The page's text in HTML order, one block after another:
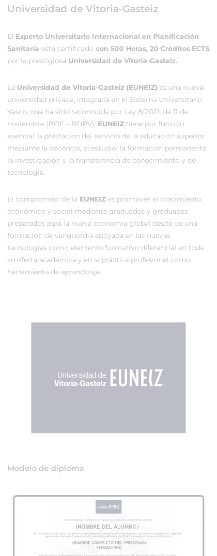
Universidad de Vitoria-Gasteiz
El Experto Universitario Internacional en Planificación
Sanitaria está certificado con 500 Horas, 20 Créditos ECTS
por la prestigiosa Universidad de Vitoria-Gasteiz.
La Universidad de Vitoria-Gasteiz (EUNEIZ) es una nueva
universidad privada, integrada en el Sistema Universitario
Vasco, que ha sido reconocida por Ley 8/2021, de 11 de
noviembre (BOE – BOPV). EUNEIZ tiene por función
esencial la prestación del servicio de la educación superior
mediante la docencia, el estudio, la formación permanente,
la investigación y la transferencia de conocimiento y de
tecnología.
El compromiso de la EUNEIZ es promover el crecimiento
económico y social mediante graduados y graduadas
preparados para la nueva economía global desde de una
formación de vanguardia apoyada en las nuevas
tecnologías como elemento formativo diferencial en toda
su oferta académica y en la práctica profesional como
herramienta de aprendizaje.
Modelo de diploma